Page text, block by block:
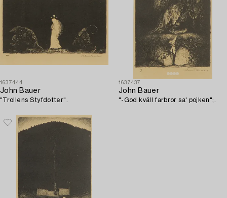
1637444
John Bauer
"Trollens Styfdotter".
1637437
John Bauer
"-God kväll farbror sa' pojken";.